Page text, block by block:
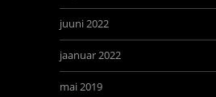
juuni 2022
jaanuar 2022
mai 2019